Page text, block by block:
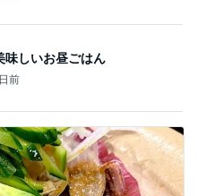
味しいお昼ごはん
前